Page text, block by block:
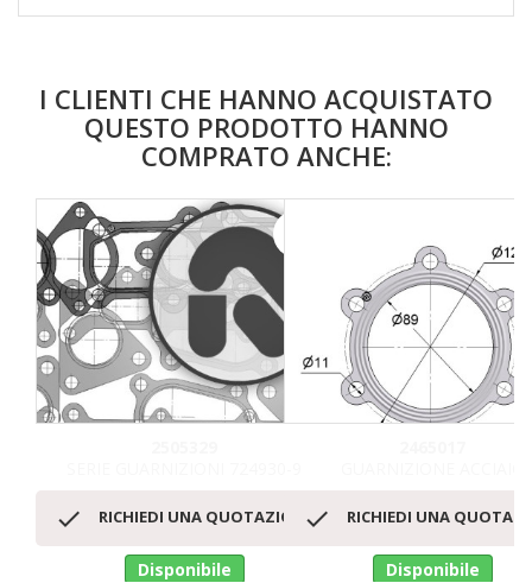
I CLIENTI CHE HANNO ACQUISTATO
QUESTO PRODOTTO HANNO
COMPRATO ANCHE:
 RICHIEDI UNA QUOTAZIONE
Disponibile
 RICHIEDI UNA
Disponibile